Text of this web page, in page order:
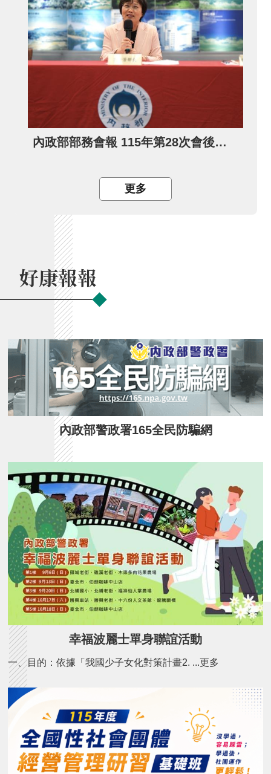
內政部部務會報 115年第28次會後記者會
更多
好康報報
內政部警政署165全民防騙網
幸福波麗士單身聯誼活動
一、目的：依據「我國少子女化對策計畫2. ...更多